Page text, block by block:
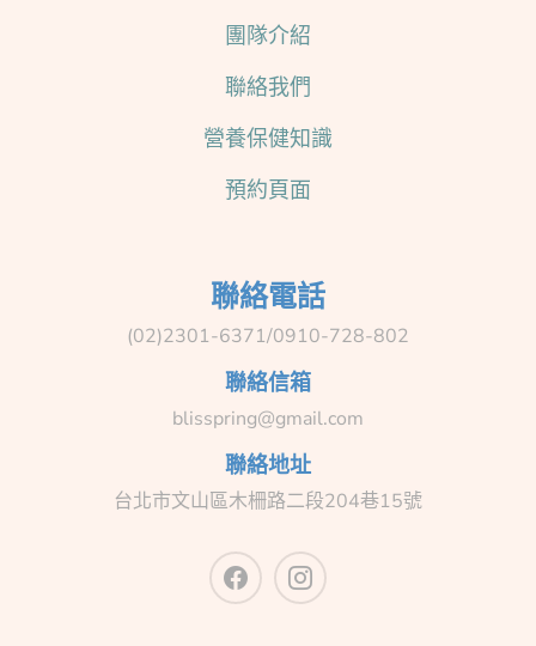
團隊介紹
聯絡我們
營養保健知識
預約頁面
聯絡電話
(02)2301-6371/0910-728-802
聯絡信箱
blisspring@gmail.com
聯絡地址
台北市文山區木柵路二段204巷15號